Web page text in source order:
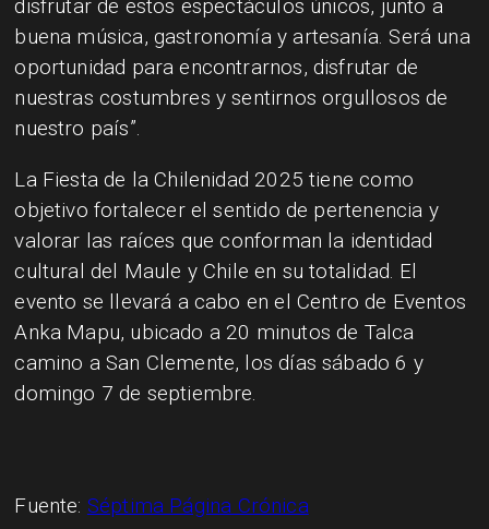
disfrutar de estos espectáculos únicos, junto a
buena música, gastronomía y artesanía. Será una
oportunidad para encontrarnos, disfrutar de
nuestras costumbres y sentirnos orgullosos de
nuestro país”.
La Fiesta de la Chilenidad 2025 tiene como
objetivo fortalecer el sentido de pertenencia y
valorar las raíces que conforman la identidad
cultural del Maule y Chile en su totalidad. El
evento se llevará a cabo en el Centro de Eventos
Anka Mapu, ubicado a 20 minutos de Talca
camino a San Clemente, los días sábado 6 y
domingo 7 de septiembre.
Fuente: Séptima Página Crónica